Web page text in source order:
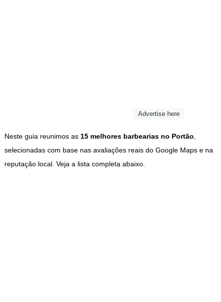
Advertise here
Neste guia reunimos as 15 melhores barbearias no Portão
selecionadas com base nas avaliações reais do Google Maps e na
reputação local. Veja a lista completa abaixo.